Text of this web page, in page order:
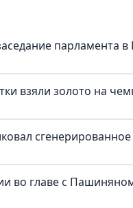
парламента в
взяли золото на
во главе с